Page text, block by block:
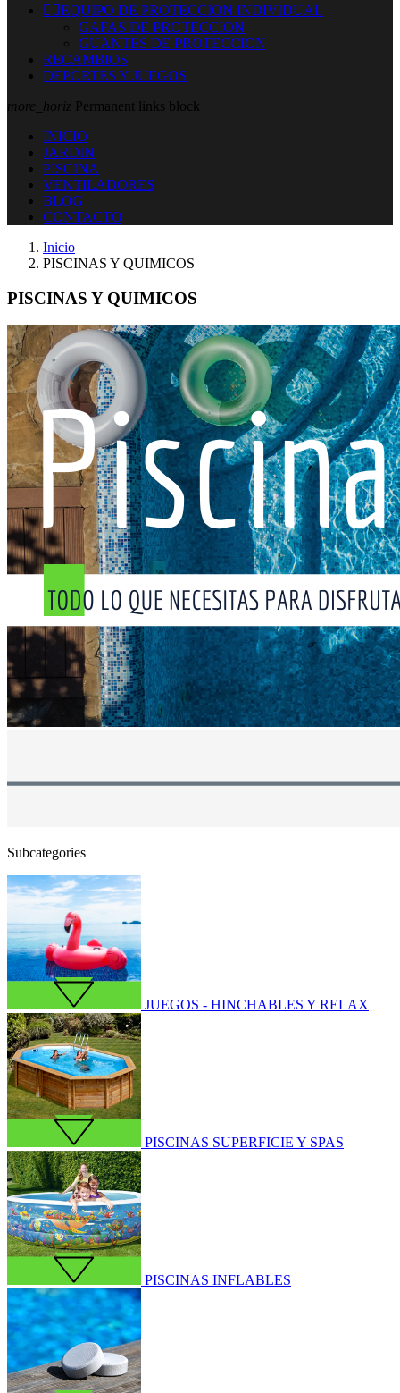
 EQUIPO DE PROTECCION INDIVIDUAL
GAFAS DE PROTECCION
GUANTES DE PROTECCION
RECAMBIOS
DEPORTES Y JUEGOS
more_horiz Permanent links block
INICIO
JARDIN
PISCINA
VENTILADORES
BLOG
CONTACTO
Inicio
PISCINAS Y QUIMICOS
PISCINAS Y QUIMICOS
Subcategories
JUEGOS - HINCHABLES Y RELAX
PISCINAS SUPERFICIE Y SPAS
PISCINAS INFLABLES